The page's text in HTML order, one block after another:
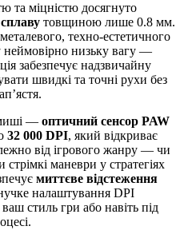
та міцністю досягнуто
товщиною лише 0.8 мм.
техно-естетичного
неймовірно низьку вагу —
забезпечує надзвичайну
швидкі та точні рухи без
миші — оптичний сенсор PAW
32 000 DPI, який відкриває
від ігрового жанру — чи
маневри у стратегіях
миттєве відстеження
налаштування DPI
стиль гри або навіть під